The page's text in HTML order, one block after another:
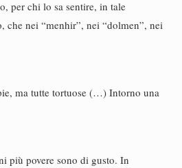
per chi lo sa sentire, in tale
che nei “menhir”, nei “dolmen”, nei
ma tutte tortuose (…) Intorno una
più povere sono di gusto. In